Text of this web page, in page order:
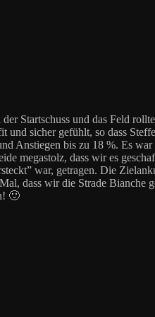
Startschuss und das Feld
sicher gefühlt, so dass
Anstiegen bis zu 18 %. Es
megastolz, dass wir es
war, getragen. Die
dass wir die Strade
🙂